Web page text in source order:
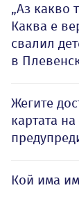
„Аз какво
Каква е
свалил
в
Жегите
картата
Кой има